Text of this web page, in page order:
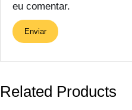
eu comentar.
Related Products